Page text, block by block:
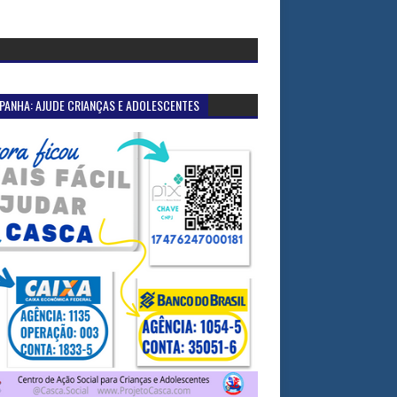
AJUDE CRIANÇAS E ADOLESCENTES